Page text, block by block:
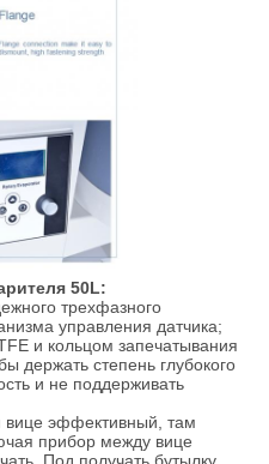
50L:
трехфазного
управления датчика;
и кольцом запечатывания
держать степень глубокого
и не поддерживать
вице эффективный, там
прибор между вице